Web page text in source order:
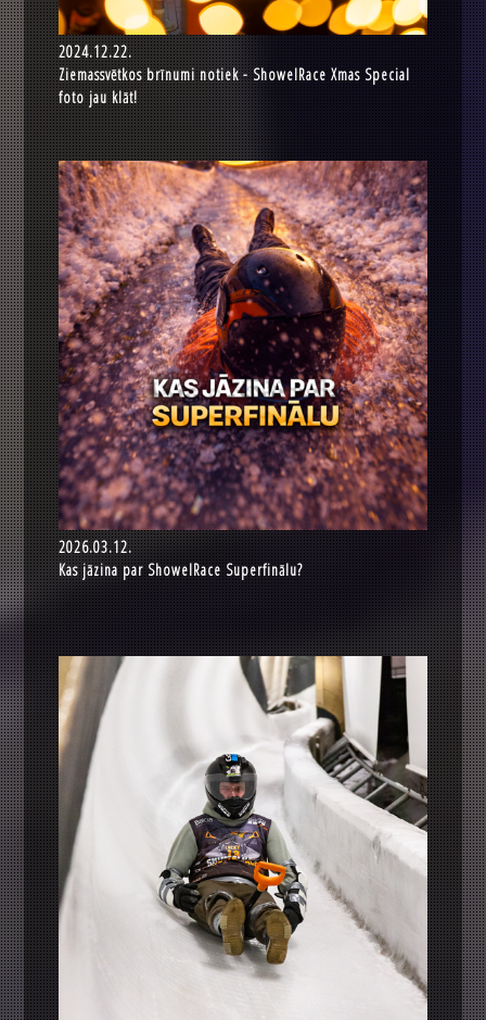
2024.12.22.
Ziemassvētkos brīnumi notiek - ShowelRace Xmas Special
foto jau klāt!
2026.03.12.
Kas jāzina par ShowelRace Superfinālu?